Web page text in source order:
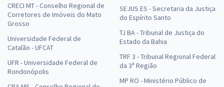
CRECI MT - Conselho Regional de
Corretores de Imóveis do Mato
Grosso
Universidade Federal de
Catalão - UFCAT
UFR - Universidade Federal de
Rondonópolis
SEJUS ES - Secretaria da Justiça
do Espírito Santo
TJ BA - Tribunal de Justiça do
Estado da Bahia
TRF 3 - Tribunal Regional Federal
da 3ª Região
MP RO - Ministério Público de